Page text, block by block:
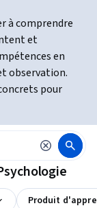
à comprendre
et
en
observation.
pour
Produit